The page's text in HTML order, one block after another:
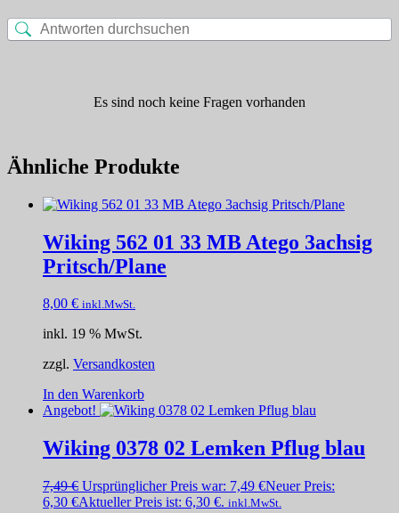
Es sind noch keine Fragen vorhanden
Ähnliche Produkte
Wiking 562 01 33 MB Atego 3achsig
Pritsch/Plane
8,00 € inkl.MwSt.
inkl. 19 % MwSt.
zzgl. Versandkosten
In den Warenkorb
Angebot!
Wiking 0378 02 Lemken Pflug blau
7,49€ Ursprünglicher Preis war: 7,49 €Neuer Preis:
6,30 €Aktueller Preis ist: 6,30 €. inkl.MwSt.